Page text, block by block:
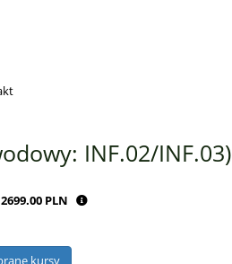
INF.02/INF.03)
2699.00 PLN